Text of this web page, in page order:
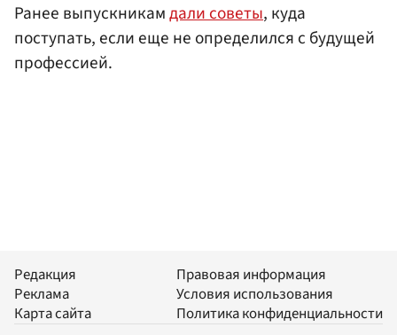
Ранее выпускникамдали советы, куда
поступать, если еще не определился с будущей
профессией.
Редакция
Реклама
Карта сайта
Правовая информация
Условия использования
Политика конфиденциальности